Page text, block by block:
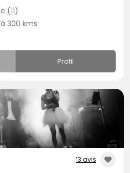
(11)
300 kms
Profil
13 avis